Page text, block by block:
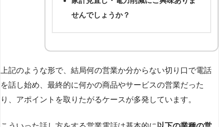
せんでしょうか？
上記のような形で、結局何の営業か分からない切り口で電話
を話し始め、最終的に何かの商品やサービスの営業だった
り、アポイントを取りたがるケースが多発しています。